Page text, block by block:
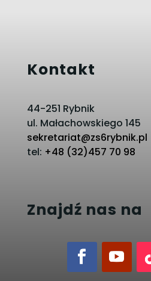
Kontakt
44-251 Rybnik
ul. Małachowskiego 145
sekretariat@zs6rybnik.pl
tel: +48 (32)457 70 98
Znajdź nas na